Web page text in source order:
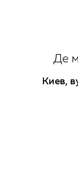
Де
Киев,